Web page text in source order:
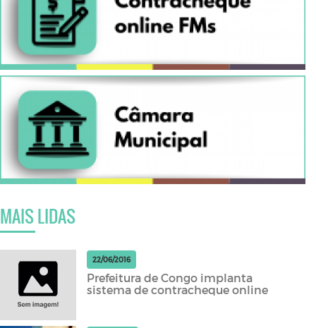
MAIS LIDAS
22/06/2016
Prefeitura de Congo implanta
sistema de contracheque online